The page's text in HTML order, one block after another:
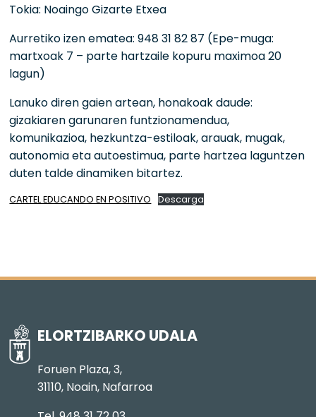
Tokia: Noaingo Gizarte Etxea
Aurretiko izen ematea: 948 31 82 87 (Epe-muga:
martxoak 7 – parte hartzaile kopuru maximoa 20
lagun)
Lanuko diren gaien artean, honakoak daude:
gizakiaren garunaren funtzionamendua,
komunikazioa, hezkuntza-estiloak, arauak, mugak,
autonomia eta autoestimua, parte hartzea laguntzen
duten talde dinamiken bitartez.
CARTEL EDUCANDO EN POSITIVO Descarga
ELORTZIBARKO UDALA
Foruen Plaza, 3,
31110, Noain, Nafarroa